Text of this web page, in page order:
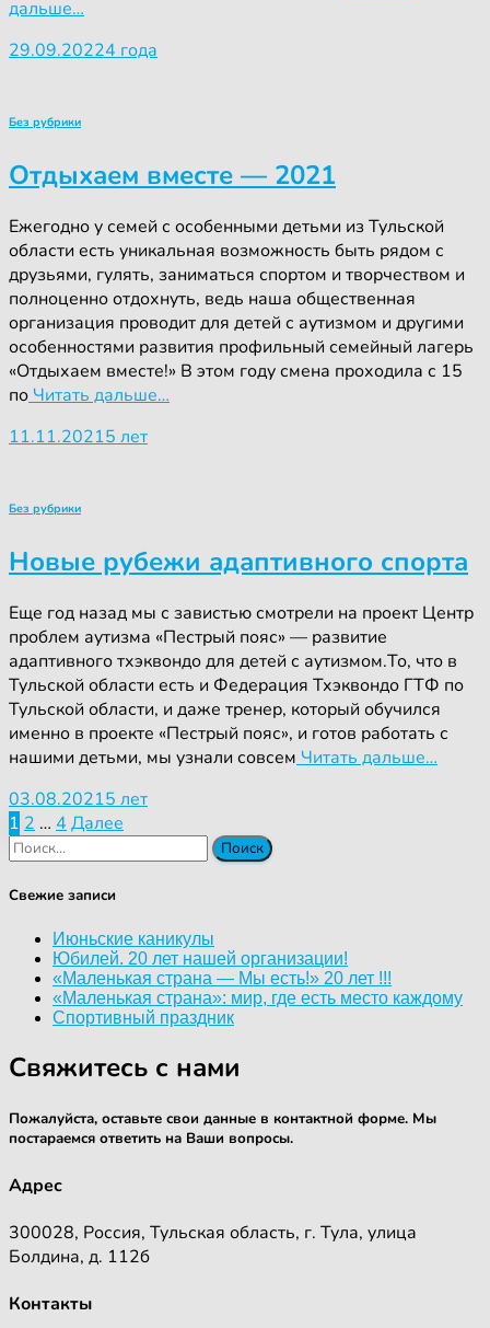
дальше…
29.09.20224 года
Без рубрики
Отдыхаем вместе — 2021
Ежегодно у семей с особенными детьми из Тульской
области есть уникальная возможность быть рядом с
друзьями, гулять, заниматься спортом и творчеством и
полноценно отдохнуть, ведь наша общественная
организация проводит для детей с аутизмом и другими
особенностями развития профильный семейный лагерь
«Отдыхаем вместе!» В этом году смена проходила с 15
по Читать дальше…
11.11.20215 лет
Без рубрики
Новые рубежи адаптивного спорта
Еще год назад мы с завистью смотрели на проект Центр
проблем аутизма «Пестрый пояс» — развитие
адаптивного тхэквондо для детей с аутизмом.То, что в
Тульской области есть и Федерация Тхэквондо ГТФ по
Тульской области, и даже тренер, который обучился
именно в проекте «Пестрый пояс», и готов работать с
нашими детьми, мы узнали совсем Читать дальше…
03.08.20215 лет
Пагинация
записей
1 2 … 4 Далее
Найти:
Свежие записи
Июньские каникулы
Юбилей. 20 лет нашей организации!
«Маленькая страна — Мы есть!» 20 лет !!!
«Маленькая страна»: мир, где есть место каждому
Спортивный праздник
Свяжитесь с нами
Пожалуйста, оставьте свои данные в контактной форме. Мы
постараемся ответить на Ваши вопросы.
Адрес
300028, Россия, Тульская область, г. Тула, улица
Болдина, д. 112б
Контакты